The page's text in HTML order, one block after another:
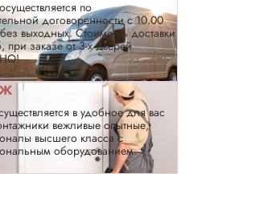
по
договоренности с 10.00
выходных. Стоимость доставки
при заказе от 3-х дверей
в удобное для вас
вежливые опытные,
высшего класса с
оборудованием.